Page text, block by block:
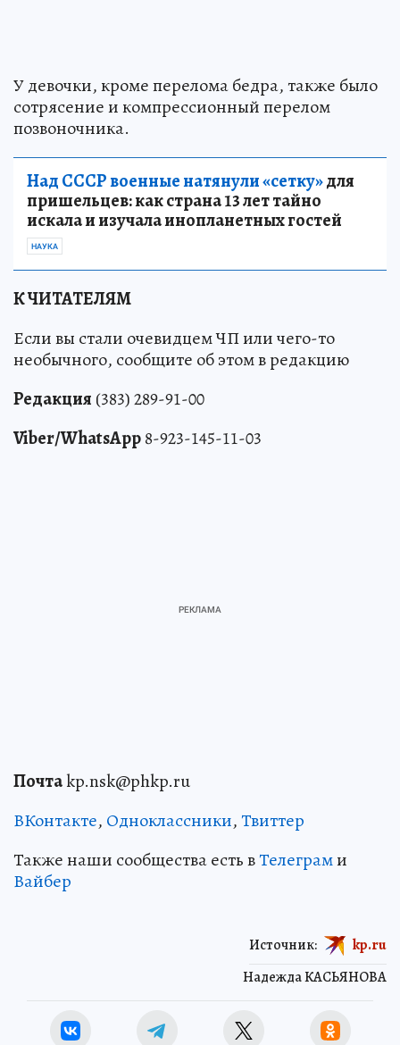
У девочки, кроме перелома бедра, также было
сотрясение и компрессионный перелом
позвоночника.
Над СССР военные натянули «сетку»для
пришельцев: как страна 13 лет тайно
искала и изучала инопланетных гостей
НАУКА
К ЧИТАТЕЛЯМ
Если вы стали очевидцем ЧП или чего-то
необычного, сообщите об этом в редакцию
Редакция (383) 289-91-00
Viber/WhatsApp8-923-145-11-03
Почтаkp.nsk@phkp.ru
ВКонтакте, Одноклассники,Твиттер
Также наши сообщества есть вТелеграми
Вайбер
Надежда КАСЬЯНОВА
Источник: kp.ru